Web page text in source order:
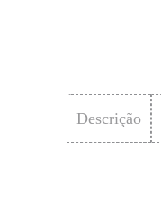
Descrição